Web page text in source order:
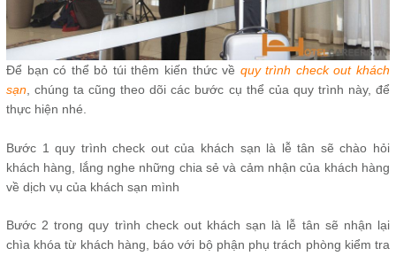
Để bạn có thể bỏ túi thêm kiến thức về quy trình check out khách
sạn , chúng ta cũng theo dõi các bước cụ thể của quy trình này, để
thực hiện nhé.
Bước 1 quy trình check out của khách sạn là lễ tân sẽ chào hỏi
khách hàng, lắng nghe những chia sẻ và cảm nhận của khách hàng
về dịch vụ của khách sạn mình
Bước 2 trong quy trình check out khách sạn là lễ tân sẽ nhận lại
chìa khóa từ khách hàng, báo với bộ phận phụ trách phòng kiểm tra